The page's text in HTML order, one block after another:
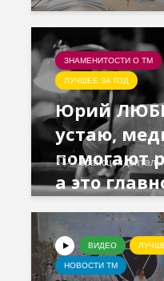
ЗНАМЕНИТОСТИ О ТМ
ЛУЧШЕЕ ЗА ГОД
Юрий
устаю,
помогают
а это
ВИДЕО
НОВОСТИ ТМ